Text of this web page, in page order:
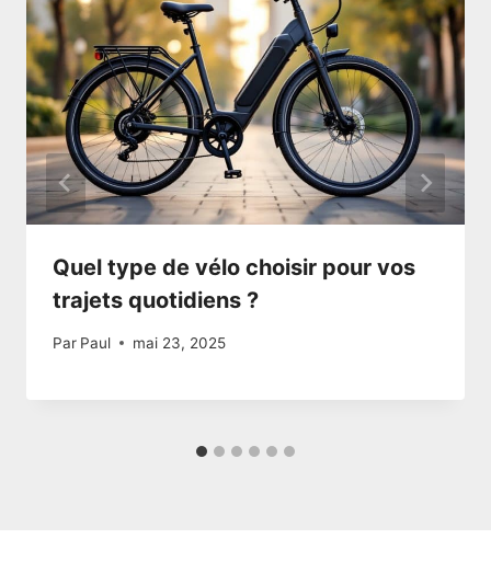
Quel type de vélo choisir pour vos
trajets quotidiens ?
Par Paul mai 23, 2025